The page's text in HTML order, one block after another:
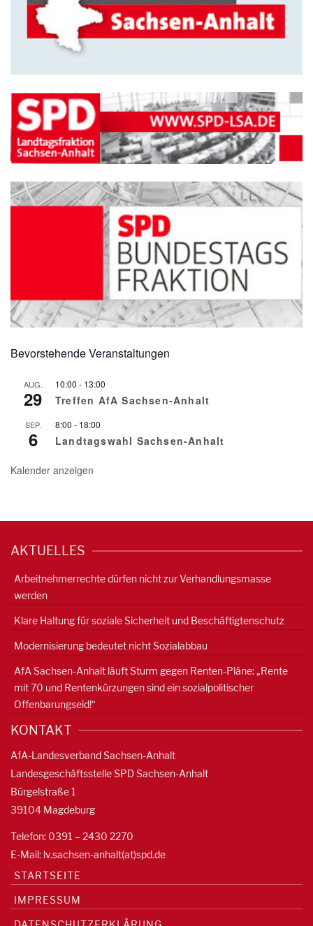
Bevorstehende Veranstaltungen
AUG.
29
10:00 - 13:00
Treffen AfA Sachsen-Anhalt
SEP.
6
8:00 - 18:00
Landtagswahl Sachsen-Anhalt
Kalender anzeigen
AKTUELLES
Arbeitnehmerrechte dürfen nicht zur Verhandlungsmasse
werden
Klare Haltung für soziale Sicherheit und Beschäftigtenschutz
Modernisierung bedeutet nicht Sozialabbau
AfA Sachsen-Anhalt läuft Sturm gegen Renten-Pläne: „Rente
mit 70 und Rentenkürzungen sind ein sozialpolitischer
Offenbarungseid!“
KONTAKT
AfA-Landesverband Sachsen-Anhalt
Landesgeschäftsstelle SPD Sachsen-Anhalt
Bürgelstraße 1
39104 Magdeburg
Telefon: 0391 – 2430 2270
E-Mail: lv.sachsen-anhalt(at)spd.de
STARTSEITE
IMPRESSUM